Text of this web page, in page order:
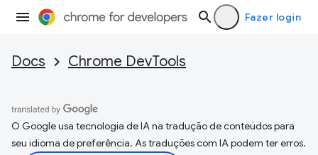
Fazer login
Docs Chrome DevTools
O Google usa tecnologia de IA na tradução de conteúdos para
seu idioma de preferência. As traduções com IA podem ter erros.